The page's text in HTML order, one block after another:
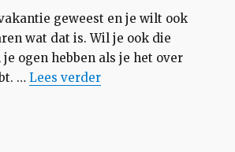
geweest en je wilt ook
wat dat is. Wil je ook die
ogen hebben als je het over
…Lees“Vakantie is onzin”
verder